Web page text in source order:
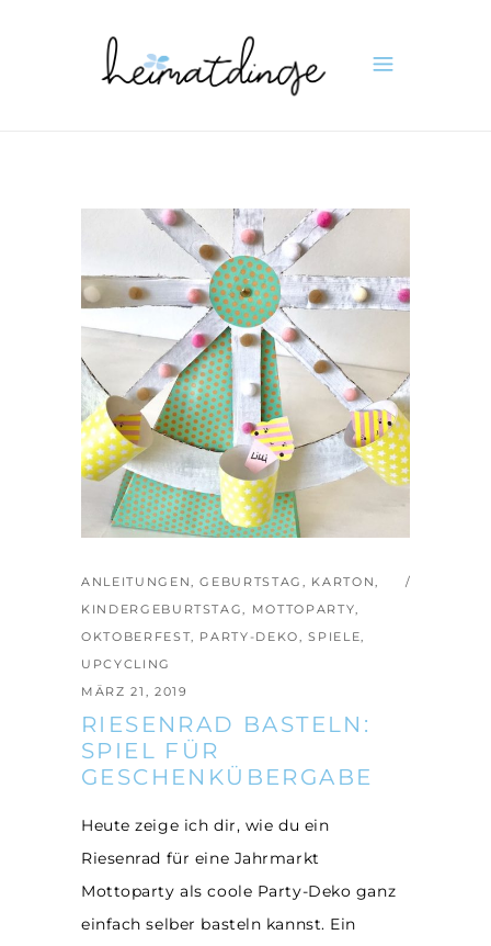
ANLEITUNGEN,GEBURTSTAG , KARTON,
KINDERGEBURTSTAG, MOTTOPARTY,
OKTOBERFEST, PARTY-DEKO,SPIELE,
UPCYCLING
MÄRZ 21, 2019
RIESENRAD BASTELN:
SPIEL FÜR
GESCHENKÜBERGABE
Heute zeige ich dir, wie du ein
Riesenrad für eine Jahrmarkt
Mottoparty als coole Party-Deko ganz
einfach selber basteln kannst. Ein